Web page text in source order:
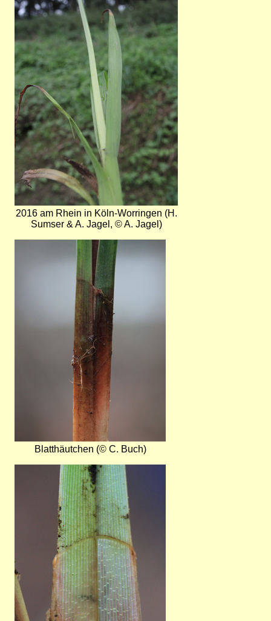
2016 am Rhein in Köln-Worringen (H.
Sumser & A. Jagel, © A. Jagel)
Blatthäutchen (© C. Buch)